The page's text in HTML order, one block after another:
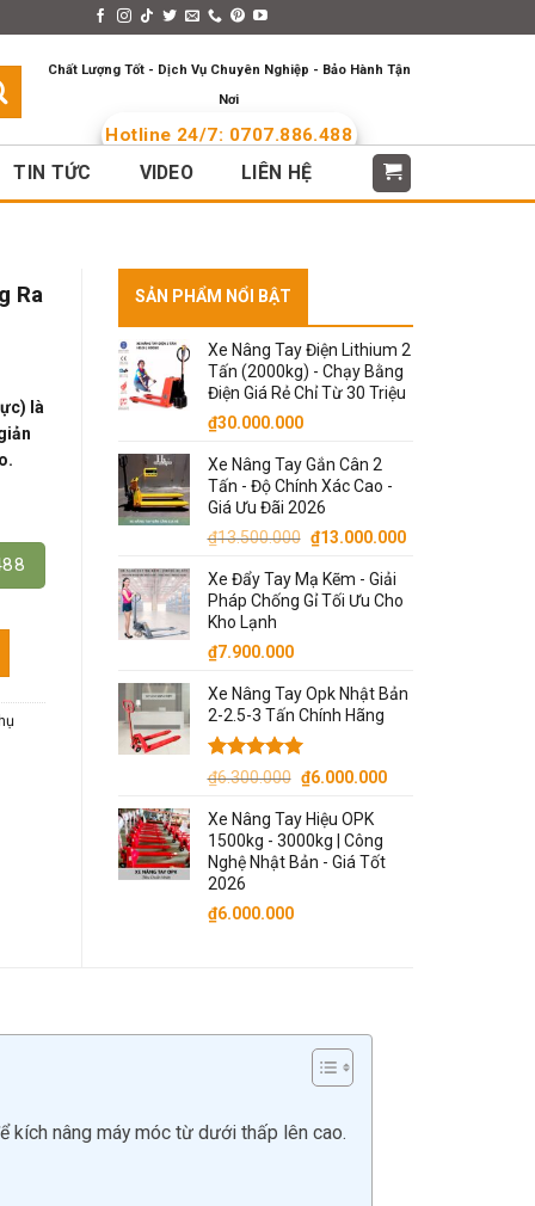
Chất Lượng Tốt - Dịch Vụ Chuyên Nghiệp - Bảo Hành Tận
Nơi
Hotline 24/7: 0707.886.488
TIN TỨC VIDEO LIÊN HỆ
Ra
là
lượng
SẢN PHẨM NỔI BẬT
Xe Nâng Tay Điện Lithium 2
Tấn (2000kg) - Chạy Bằng
Điện Giá Rẻ Chỉ Từ 30 Triệu
₫30.000.000
Xe Nâng Tay Gắn Cân 2
Tấn - Độ Chính Xác Cao -
Giá Ưu Đãi 2026
₫13.500.000 Giá
là:
₫13.500.000.
₫13.000.000Giá
Xe Đẩy Tay Mạ Kẽm - Giải
Pháp Chống Gỉ Tối Ưu Cho
Kho Lạnh
₫7.900.000
Xe Nâng Tay Opk Nhật Bản
2-2.5-3 Tấn Chính Hãng
Được xếp
5 sao
₫6.300.000 Giá
là:
₫6.300.000.
₫6.000.000Giá
₫6.000.000.
Xe Nâng Tay Hiệu OPK
1500kg - 3000kg | Công
Nghệ Nhật Bản - Giá Tốt
2026
₫6.000.000
kích nâng máy móc từ dưới thấp lên cao.